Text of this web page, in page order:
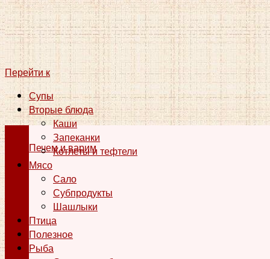
Печем и варим
Перейти к
Супы
Вторые блюда
Каши
Запеканки
Котлеты и тефтели
Мясо
Сало
Субпродукты
Шашлыки
Птица
Полезное
Рыба